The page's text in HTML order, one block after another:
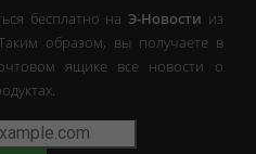
бесплатно на Э-Новости из
образом, вы получаете в
ящике все новости о